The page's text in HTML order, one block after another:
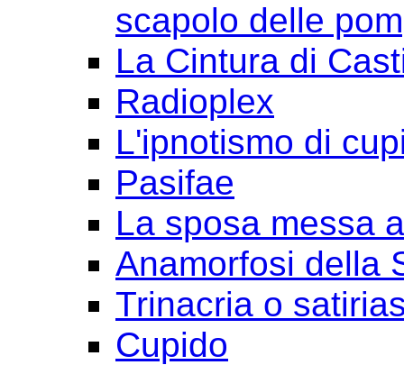
scapolo delle
La Cintura di
Radioplex
L'ipnotismo di
Pasifae
La sposa messa
Anamorfosi della
Trinacria o
Cupido